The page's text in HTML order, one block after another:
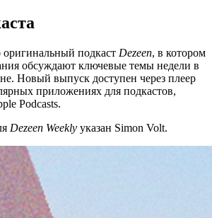
подкаст Dezeen, в котором
обсуждают ключевые темы недели в
Новый выпуск доступен через плеер
приложениях для подкастов,
Podcasts.
Dezeen Weekly указан Simon Volt.